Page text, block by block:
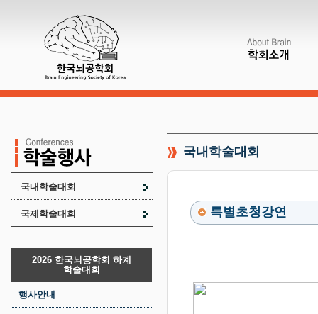
국내학술대회
국제학술대회
2026 한국뇌공학회 하계
학술대회
행사안내
국내학술대회
특별초청강연